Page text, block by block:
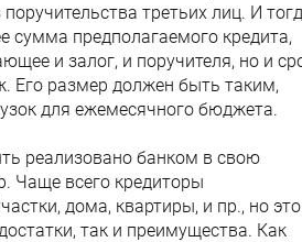
третьих лиц. И
сумма предполагаемого кредита,
и залог, и поручителя, но и
Его размер должен быть таким,
для ежемесячного бюджета.
реализовано банком в свою
Чаще всего кредиторы
дома, квартиры, и пр., но это
так и преимущества. Как